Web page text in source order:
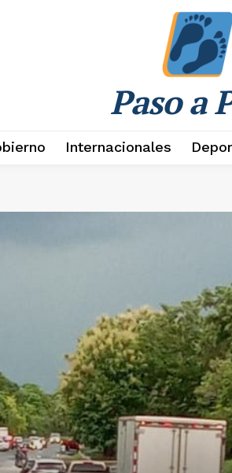
Paso a
Internacionales